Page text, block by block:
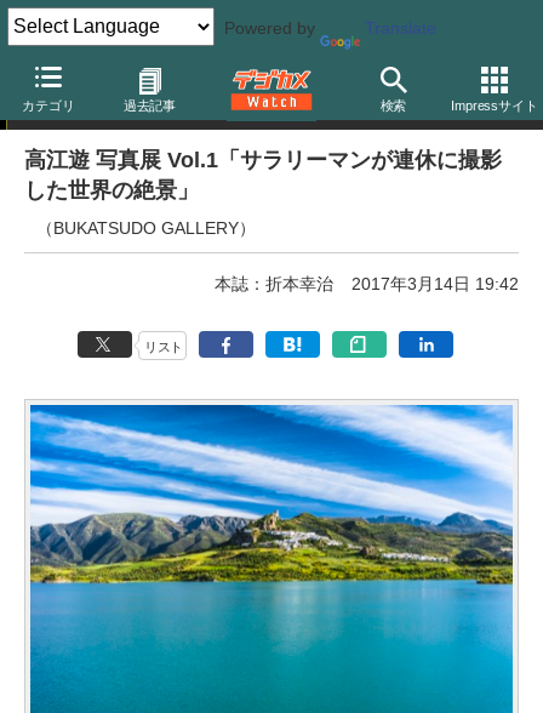
Powered by Translate
カテゴリ 過去記事 検索 Impressサイト
写真展告知
高江遊 写真展 Vol.1「サラリーマンが連休に撮影
した世界の絶景」
（BUKATSUDO GALLERY）
本誌：折本幸治 2017年3月14日 19:42
リスト